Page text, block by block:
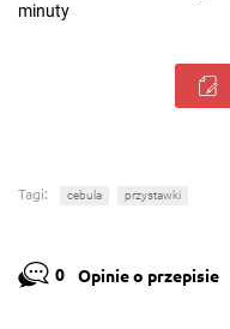
minuty
Tagi: cebula przystawki
0 Opinie o przepisie